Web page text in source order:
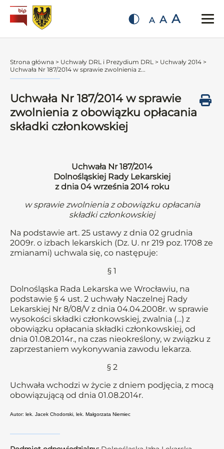
A A A
Strona główna > Uchwały DRL i Prezydium DRL > Uchwały 2014 >
Uchwała Nr 187/2014 w sprawie zwolnienia z...
Uchwała Nr 187/2014 w sprawie
zwolnienia z obowiązku opłacania
składki członkowskiej
Uchwała Nr 187/2014
Dolnośląskiej Rady Lekarskiej
z dnia 04 września 2014 roku
w sprawie zwolnienia z obowiązku opłacania
składki członkowskiej
Na podstawie art. 25 ustawy z dnia 02 grudnia
2009r. o izbach lekarskich (Dz. U. nr 219 poz. 1708 ze
zmianami) uchwala się, co następuje:
§ 1
Dolnośląska Rada Lekarska we Wrocławiu, na
podstawie § 4 ust. 2 uchwały Naczelnej Rady
Lekarskiej Nr 8/08/V z dnia 04.04.2008r. w sprawie
wysokości składki członkowskiej, zwalnia (…) z
obowiązku opłacania składki członkowskiej, od
dnia 01.08.2014r., na czas nieokreślony, w związku z
zaprzestaniem wykonywania zawodu lekarza.
§ 2
Uchwała wchodzi w życie z dniem podjęcia, z mocą
obowiązującą od dnia 01.08.2014r.
Autor: lek. Jacek Chodorski, lek. Małgorzata Niemiec